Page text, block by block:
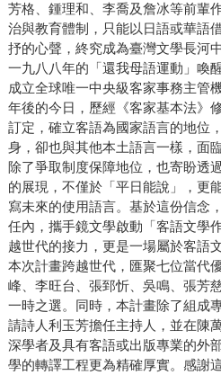
芳格、鍾理和、李喬及詹冰等前輩
治與教育體制，只能以日語或華語
抒的心聲，終究成為臺灣文學長河
一九八八年的「還我母語運動」喚
成立全球唯一中央級客家事務主管
年後的今日，歷經《客家基本法》
訂定，確立客語為國家語言的地位
身，卻也與其他本土語言一樣，面
除了爭取制度保障地位，也寄盼透
的展現，不僅於「平日能說」，更
寫未來的使用語言。基於這份信念
任內，攜手鏡文學啟動「客語文學
越世代的接力，更是一場屬於客語
本次計畫跨越世代，匯聚七位當代
峰、李旺台、張郅忻、吳鳴、張芳
一時之選。同時，本計畫除了組成
請詩人利玉芳擔任主持人，並在陳
深學者及具有客語或出版專業的外
學的轉譯工程更為精確厚實。感謝